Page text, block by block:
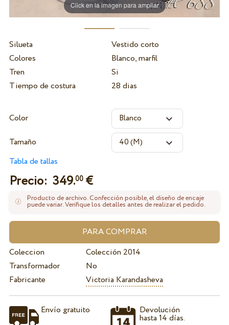
Click en la imagen para ampliar
Silueta
Vestido corto
Colores
Blanco, marfil
Tren
Si
Tiempo de costura
28 dias
Color
Tamaño
Tabla de tallas
Precio: 349.00€
Producto de archivo. Confección posible, el diseño de encaje
puede variar. Verifique los detalles antes de realizar el pedido.
Coleccion
Colección 2014
Transformador
No
Fabricante
Victoria Karandasheva
Envío gratuito Devolución
hasta 14 días.